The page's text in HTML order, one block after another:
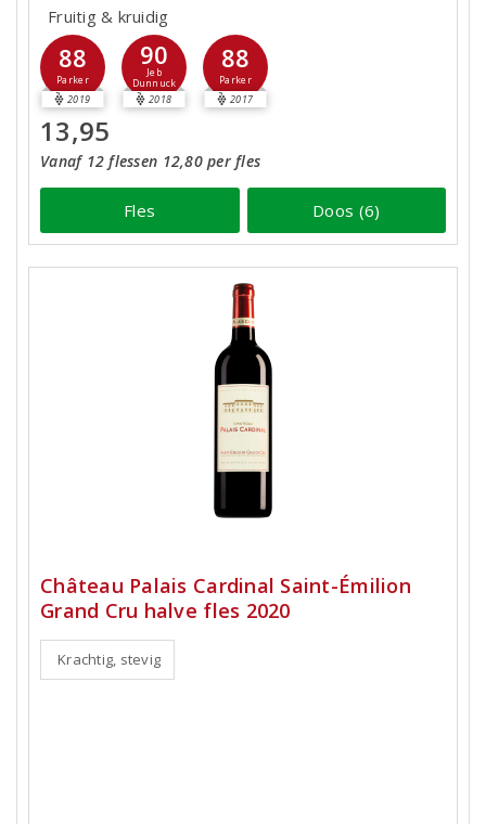
Fruitig & kruidig
88
Parker
2019
90
Jeb
Dunnuck
2018
88
Parker
2017
13,95
Vanaf 12 flessen 12,80 per fles
Fles Doos (6)
Château Palais Cardinal Saint-Émilion
Grand Cru halve fles 2020
Krachtig, stevig